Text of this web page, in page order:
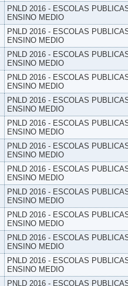
PNLD 2016 - ESCOLAS
ENSINO MEDIO
PNLD 2016 - ESCOLAS
ENSINO MEDIO
PNLD 2016 - ESCOLAS
ENSINO MEDIO
PNLD 2016 - ESCOLAS
ENSINO MEDIO
PNLD 2016 - ESCOLAS
ENSINO MEDIO
PNLD 2016 - ESCOLAS
ENSINO MEDIO
PNLD 2016 - ESCOLAS
ENSINO MEDIO
PNLD 2016 - ESCOLAS
ENSINO MEDIO
PNLD 2016 - ESCOLAS
ENSINO MEDIO
PNLD 2016 - ESCOLAS
ENSINO MEDIO
PNLD 2016 - ESCOLAS
ENSINO MEDIO
PNLD 2016 - ESCOLAS
ENSINO MEDIO
PNLD 2016 - ESCOLAS